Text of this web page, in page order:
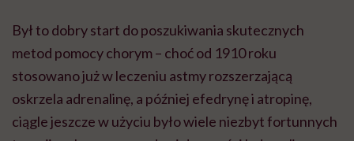
Był to dobry start do poszukiwania skutecznych
metod pomocy chorym – choć od 1910 roku
stosowano już w leczeniu astmy rozszerzającą
oskrzela adrenalinę, a później efedrynę i atropinę,
ciągle jeszcze w użyciu było wiele niezbyt fortunnych